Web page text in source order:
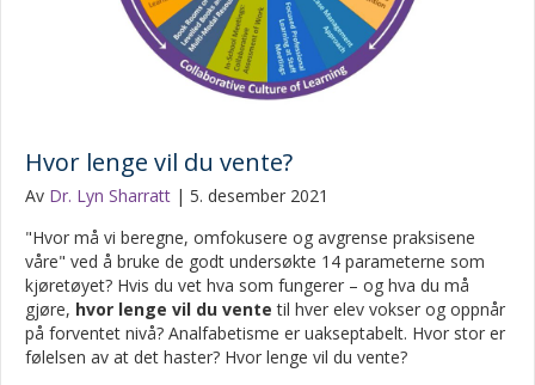
Hvor lenge vil du vente?
Av Dr. Lyn Sharratt | 5. desember 2021
"Hvor må vi beregne, omfokusere og avgrense praksisene
våre" ved å bruke de godt undersøkte 14 parameterne som
kjøretøyet? Hvis du vet hva som fungerer – og hva du må
gjøre, hvor lenge vil du vente til hver elev vokser og oppnår
på forventet nivå? Analfabetisme er uakseptabelt. Hvor stor er
følelsen av at det haster? Hvor lenge vil du vente?